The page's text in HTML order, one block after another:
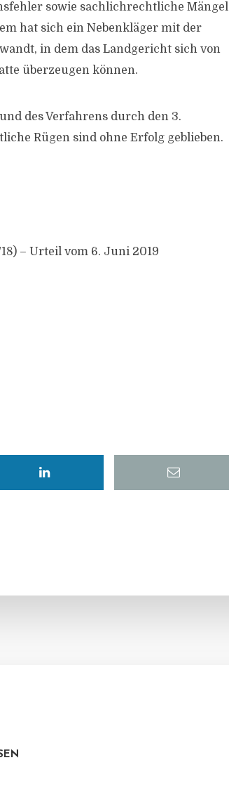
sowie sachlichrechtliche Mängel
hat sich ein Nebenkläger mit der
in dem das Landgericht sich von
überzeugen können.
des Verfahrens durch den 3.
Rügen sind ohne Erfolg geblieben.
– Urteil vom 6. Juni 2019